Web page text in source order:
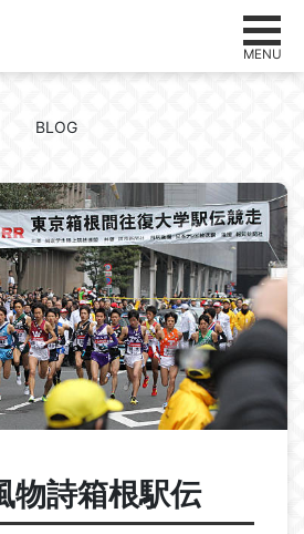
MENU
BLOG
物詩箱根駅伝